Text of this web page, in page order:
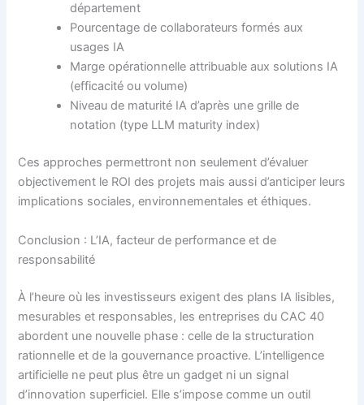
département
Pourcentage de collaborateurs formés aux
usages IA
Marge opérationnelle attribuable aux solutions IA
(efficacité ou volume)
Niveau de maturité IA d’après une grille de
notation (type LLM maturity index)
Ces approches permettront non seulement d’évaluer
objectivement le ROI des projets mais aussi d’anticiper leurs
implications sociales, environnementales et éthiques.
Conclusion : L’IA, facteur de performance et de
responsabilité
À l’heure où les investisseurs exigent des plans IA lisibles,
mesurables et responsables, les entreprises du CAC 40
abordent une nouvelle phase : celle de la structuration
rationnelle et de la gouvernance proactive. L’intelligence
artificielle ne peut plus être un gadget ni un signal
d’innovation superficiel. Elle s’impose comme un outil